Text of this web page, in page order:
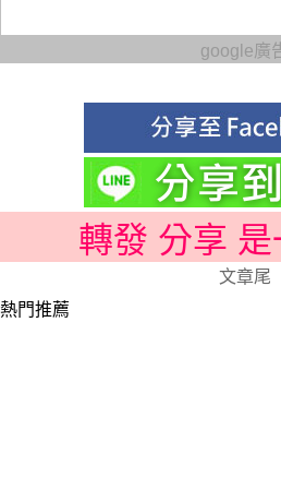
google廣
轉發 分享
文章尾
熱門推薦